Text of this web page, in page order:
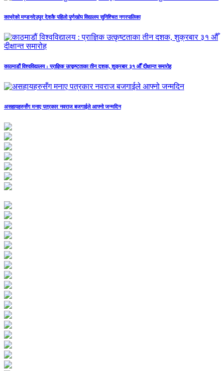
काभ्रेको मण्डनदेउपुर देशकै पहिलो पूर्णखोप विद्यालय सुनिश्चित नगरपालिका
काठमाडौं विश्वविद्यालय : प्राज्ञिक उत्कृष्टताका तीन दशक, शुक्रबार ३१ औँ दीक्षान्त समारोह
असहायहरुसँग मनाए पत्रकार नवराज बजगाईले आफ्नो जन्मदिन